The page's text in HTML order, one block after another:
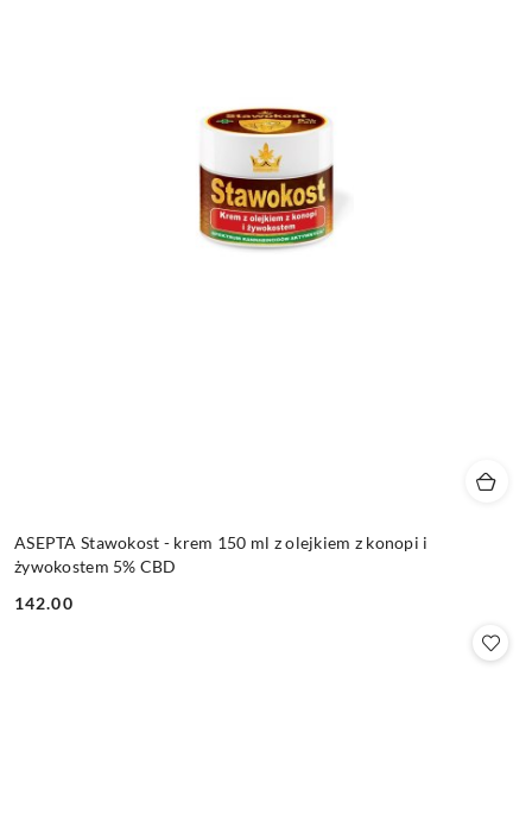
ASEPTA Stawokost - krem 150 ml z olejkiem z konopi i
żywokostem 5% CBD
Cena:
142.00